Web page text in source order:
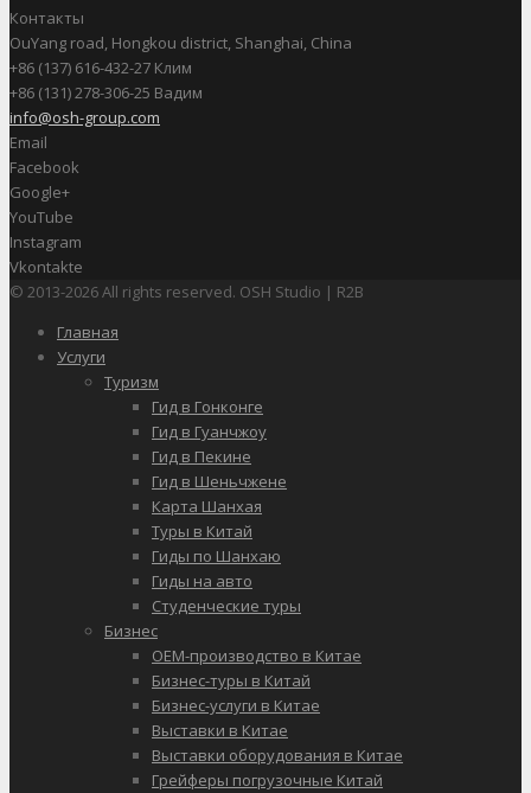
Контакты
OuYang road, Hongkou district, Shanghai, China
+86 (137) 616-432-27 Клим
+86 (131) 278-306-25 Вадим
info@osh-group.com
Email
Facebook
Google+
YouTube
Instagram
Vkontakte
© 2013-2026 All rights reserved. OSH Studio | R2B
Главная
Услуги
Туризм
Гид в Гонконге
Гид в Гуанчжоу
Гид в Пекине
Гид в Шеньчжене
Карта Шанхая
Туры в Китай
Гиды по Шанхаю
Гиды на авто
Студенческие туры
Бизнес
OEM-производство в Китае
Бизнес-туры в Китай
Бизнес-услуги в Китае
Выставки в Китае
Выставки оборудования в Китае
Грейферы погрузочные Китай